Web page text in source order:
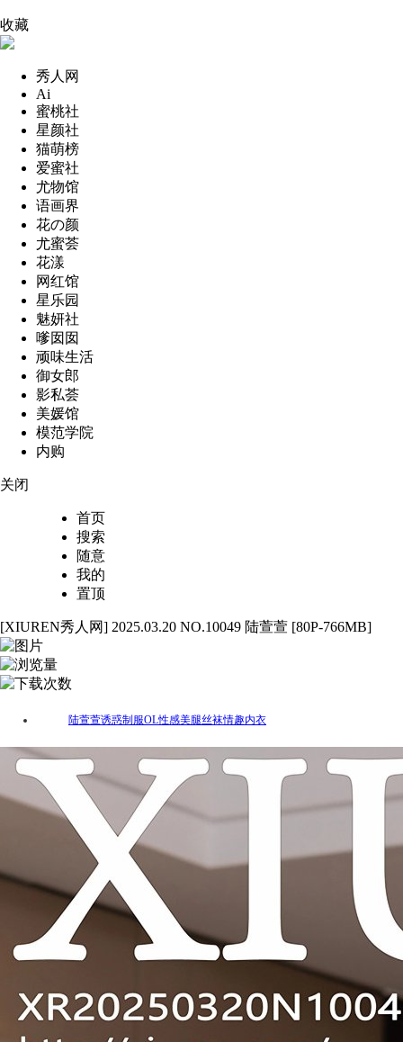
收藏
秀人网
Ai
蜜桃社
星颜社
猫萌榜
爱蜜社
尤物馆
语画界
花の颜
尤蜜荟
花漾
网红馆
星乐园
魅妍社
嗲囡囡
顽味生活
御女郎
影私荟
美媛馆
模范学院
内购
关闭
首页
搜索
随意
我的
置顶
[XIUREN秀人网] 2025.03.20 NO.10049 陆萱萱 [80P-766MB]
陆萱萱诱惑制服OL性感美腿丝袜情趣内衣